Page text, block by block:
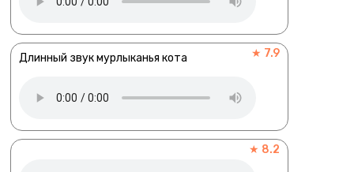
Длинный звук мурлыканья кота ★ 7.9
★ 8.2